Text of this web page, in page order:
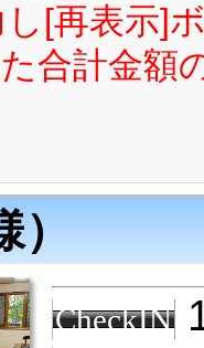
し[再表示]
合計金額
）
CheckIN